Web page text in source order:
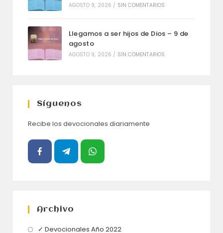
AGOSTO 9, 2026 / SIN COMENTARIOS
Llegamos a ser hijos de Dios – 9 de
agosto
AGOSTO 9, 2026 / SIN COMENTARIOS
Síguenos
Recibe los devocionales diariamente
Archivo
✓ Devocionales Año 2022Se